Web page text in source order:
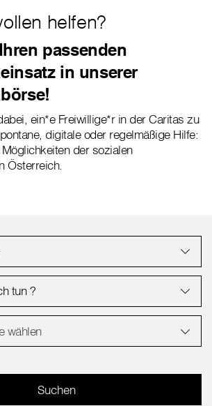
helfen?
passenden
in unserer
ein*e Freiwillige*r in der Caritas zu
digitale oder regelmäßige Hilfe:
der sozialen
Österreich.
tun ?
wählen